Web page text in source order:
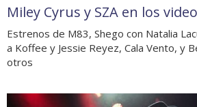
Miley Cyrus y SZA en los
Estrenos de M83, Shego con Natalia
a Koffee y Jessie Reyez, Cala Vento, y
otros